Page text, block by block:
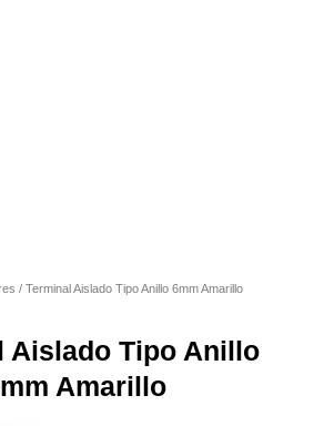
/ Terminal Aislado Tipo Anillo 6mm Amarillo
Aislado Tipo Anillo
Amarillo